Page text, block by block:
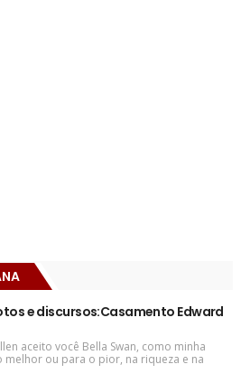
e discursos:Casamento Edward
aceito você Bella Swan, como minha
melhor ou para o pior, na riqueza e na